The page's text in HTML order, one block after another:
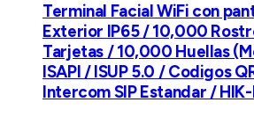
Terminal Facial WiFi con
Exterior IP65 / 10,000
Tarjetas / 10,000 Huellas
ISAPI / ISUP 5.0 / Codigos
Intercom SIP Estandar /